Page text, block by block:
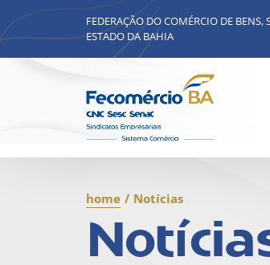
FEDERAÇÃO DO COMÉRCIO DE BENS,
ESTADO DA BAHIA
home / Notícias